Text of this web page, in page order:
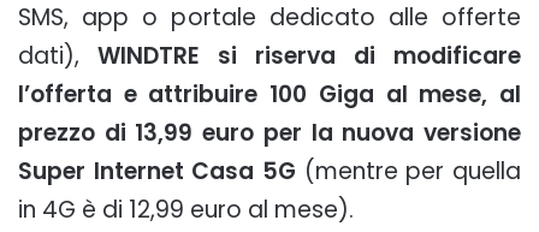
SMS, app o portale dedicato alle offerte
dati), WINDTRE si riserva di modificare
l’offerta e attribuire 100 Giga al mese, al
prezzo di 13,99 euro per la nuova versione
Super Internet Casa 5G (mentre per quella
in 4G è di 12,99 euro al mese).